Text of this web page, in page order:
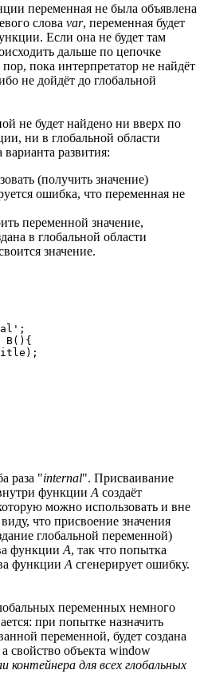
переменная не была объявлена
слова var, переменная будет
Если она не будет там
дальше по цепочке
пока интерпретатор не найдёт
не дойдёт до глобальной
не будет найдено ни вверх по
ни в глобальной области
развития:
(получить значение)
ошибка, что переменная не
переменной значение,
в глобальной области
значение.
раза "internal". Присваивание
функции A создаёт
можно использовать и вне
что присвоение значения
глобальной переменной)
функции А, так что попытка
функции A сгенерирует ошибку.
переменных немного
при попытке назначить
переменной, будет создана
свойство объекта window
для всех глобальных